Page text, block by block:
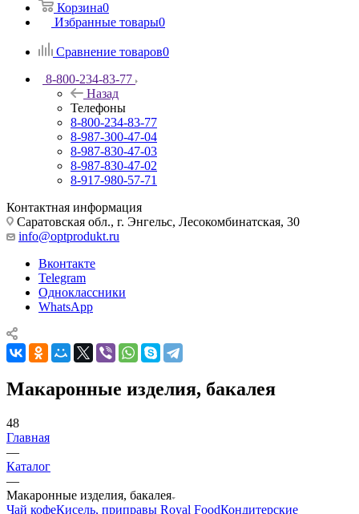
Корзина0
Избранные товары0
Сравнение товаров0
8-800-234-83-77
Назад
Телефоны
8-800-234-83-77
8-987-300-47-04
8-987-830-47-03
8-987-830-47-02
8-917-980-57-71
Контактная информация
Саратовская обл., г. Энгельс, Лесокомбинатская, 30
info@optprodukt.ru
Вконтакте
Telegram
Одноклассники
WhatsApp
Макаронные изделия, бакалея
48
Главная
—
Каталог
—
Макаронные изделия, бакалея
Чай кофеКисель, приправы Royal FoodКондитерские